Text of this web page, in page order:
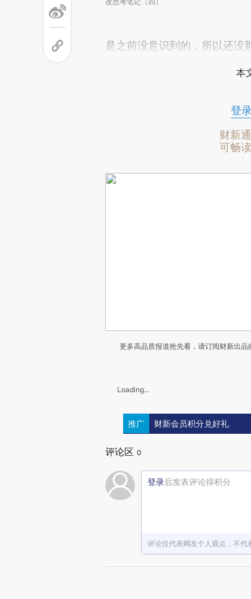
是之前没意识到的，所以还没
本
登
财新
可畅
更多高品质报道抢先看，请订阅财新出品
Loading...
推广 财新会员积分兑好礼
评论区 0
登录后发表评论得积分
评论仅代表网友个人观点，不代